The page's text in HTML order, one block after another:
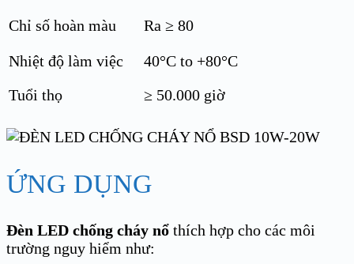
Chỉ số hoàn màu Ra ≥ 80
Nhiệt độ làm việc
40°C to +80°C
Tuổi thọ
≥ 50.000 giờ
ỨNG DỤNG
Đèn LED chống cháy nổ thích hợp cho các môi
trường nguy hiểm như: